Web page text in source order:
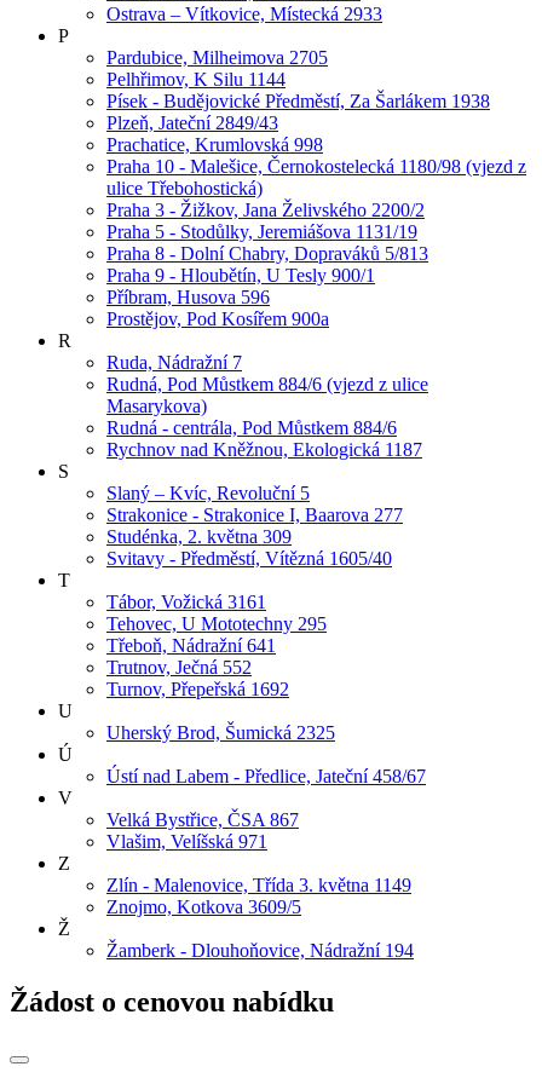
Ostrava – Vítkovice, Místecká 2933
P
Pardubice, Milheimova 2705
Pelhřimov, K Silu 1144
Písek - Budějovické Předměstí, Za Šarlákem 1938
Plzeň, Jateční 2849/43
Prachatice, Krumlovská 998
Praha 10 - Malešice, Černokostelecká 1180/98 (vjezd z
ulice Třebohostická)
Praha 3 - Žižkov, Jana Želivského 2200/2
Praha 5 - Stodůlky, Jeremiášova 1131/19
Praha 8 - Dolní Chabry, Dopraváků 5/813
Praha 9 - Hloubětín, U Tesly 900/1
Příbram, Husova 596
Prostějov, Pod Kosířem 900a
R
Ruda, Nádražní 7
Rudná, Pod Můstkem 884/6 (vjezd z ulice
Masarykova)
Rudná - centrála, Pod Můstkem 884/6
Rychnov nad Kněžnou, Ekologická 1187
S
Slaný – Kvíc, Revoluční 5
Strakonice - Strakonice I, Baarova 277
Studénka, 2. května 309
Svitavy - Předměstí, Vítězná 1605/40
T
Tábor, Vožická 3161
Tehovec, U Mototechny 295
Třeboň, Nádražní 641
Trutnov, Ječná 552
Turnov, Přepeřská 1692
U
Uherský Brod, Šumická 2325
Ú
Ústí nad Labem - Předlice, Jateční 458/67
V
Velká Bystřice, ČSA 867
Vlašim, Velíšská 971
Z
Zlín - Malenovice, Třída 3. května 1149
Znojmo, Kotkova 3609/5
Ž
Žamberk - Dlouhoňovice, Nádražní 194
Žádost o cenovou nabídku